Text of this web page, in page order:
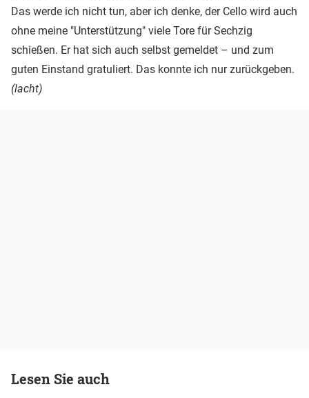
Das werde ich nicht tun, aber ich denke, der Cello wird auch
ohne meine "Unterstützung" viele Tore für Sechzig
schießen. Er hat sich auch selbst gemeldet – und zum
guten Einstand gratuliert. Das konnte ich nur zurückgeben.
(lacht)
Lesen Sie auch